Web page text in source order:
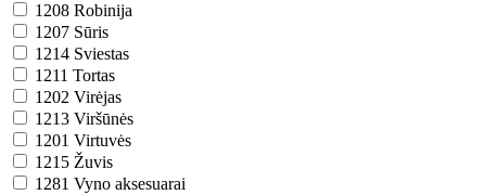
1208 Robinija
1207 Sūris
1214 Sviestas
1211 Tortas
1202 Virėjas
1213 Viršūnės
1201 Virtuvės
1215 Žuvis
1281 Vyno aksesuarai